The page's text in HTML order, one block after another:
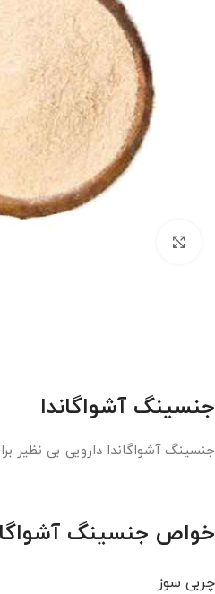
جنسینگ آشواگاندا
جنسینگ آشواگاندا دارویی بی
خواص جنسینگ
چربی سوز